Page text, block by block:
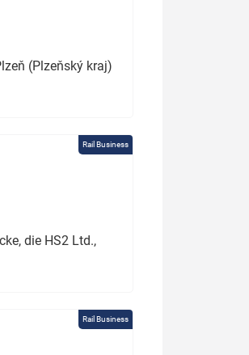
(Plzeňský kraj)
Rail Business
die HS2 Ltd.,
Rail Business